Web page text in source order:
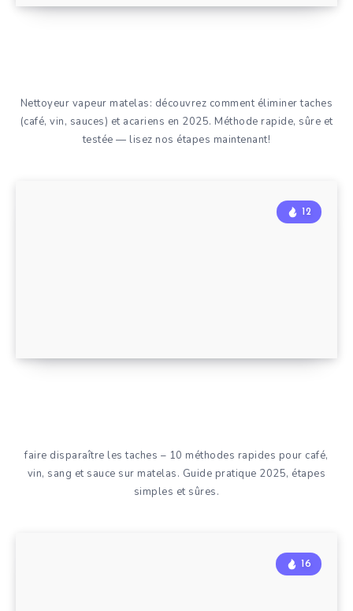
Nettoyeur vapeur matelas: découvrez comment éliminer taches
(café, vin, sauces) et acariens en 2025. Méthode rapide, sûre et
testée — lisez nos étapes maintenant!
12
faire disparaître les taches – 10 méthodes rapides pour café,
vin, sang et sauce sur matelas. Guide pratique 2025, étapes
simples et sûres.
16